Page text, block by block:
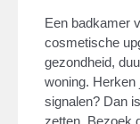
Een badkamer
cosmetische
gezondheid,
woning. Herken
signalen? Dan